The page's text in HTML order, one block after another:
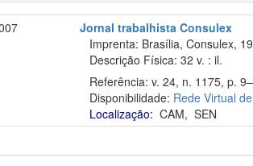
Jornal trabalhista Consulex
Imprenta: Brasília, Consulex,
Descrição Física: 32 v. : il.
Referência: v. 24, n. 1175, p.
Disponibilidade: Rede Virtual
Localização: CAM,SEN